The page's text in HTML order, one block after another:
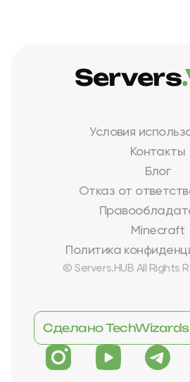
Условия
Контакты
Блог
Отказ от
Minecraft
Политика
© Servers.HUB All Rights
Servers
Сделано TechWizards